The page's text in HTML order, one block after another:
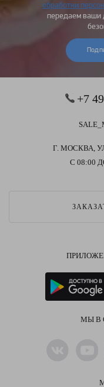
обработки
передаем ваши
+7
Г. МОСКВА,
С 08:00
МЫ В